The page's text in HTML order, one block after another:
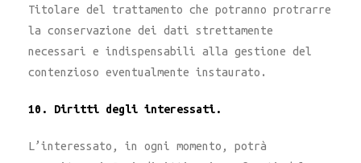
Titolare del trattamento che potranno protrarre
la conservazione dei dati strettamente
necessari e indispensabili alla gestione del
contenzioso eventualmente instaurato.
10. Diritti degli interessati.
L’interessato, in ogni momento, potrà